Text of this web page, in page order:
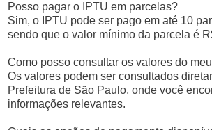
Posso pagar o IPTU em parcelas?
Sim, o IPTU pode ser pago em até 10
sendo que o valor mínimo da parcela é
Como posso consultar os valores do
Os valores podem ser consultados
Prefeitura de São Paulo, onde você
informações relevantes.